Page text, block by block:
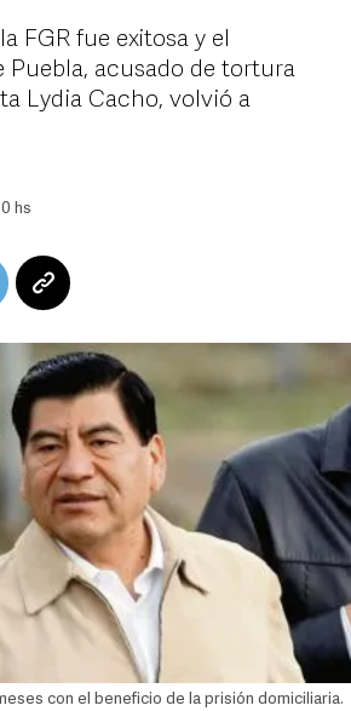
FGR fue exitosa y el
Puebla, acusado de tortura
Lydia Cacho, volvió a
hs
con el beneficio de la prisión domiciliaria.